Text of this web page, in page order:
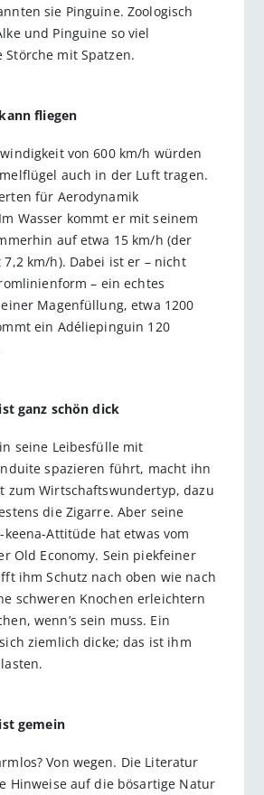
sie Pinguine. Zoologisch
und Pinguine so viel
Störche mit Spatzen.
fliegen
von 600 km/h würden
auch in der Luft tragen.
für Aerodynamik
Wasser kommt er mit seinem
auf etwa 15 km/h (der
km/h). Dabei ist er – nicht
– ein echtes
Magenfüllung, etwa 1200
ein Adéliepinguin 120
ganz schön dick
seine Leibesfülle mit
spazieren führt, macht ihn
zum Wirtschaftswundertyp, dazu
die Zigarre. Aber seine
Attitüde hat etwas vom
Old Economy. Sein piekfeiner
ihm Schutz nach oben wie nach
schweren Knochen erleichtern
wenn’s sein muss. Ein
ziemlich dicke; das ist ihm
gemein
Von wegen. Die Literatur
Hinweise auf die bösartige Natur